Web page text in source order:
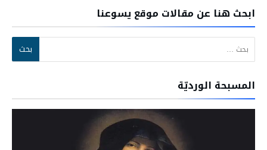
ابحث هنا عن مقالات موقع يسوعنا
البحث عن:
المسبحة الورديّة